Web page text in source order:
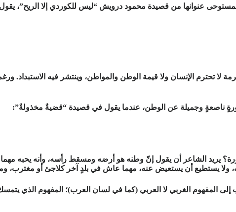
عنوانها من قصيدة محمود درويش “ليس للكوردي إلا الريح”،
تحترم الإنسان ولا قيمة الوطن والمواطن، وينتشر فيه الاستبداد.
ناصعةٍ وجميلة عن الوطن، عندما يقول في قصيدة “قضيةٌ مخذولةٌ”:
يريد الشاعر أن يقول إنّ وطنه هو أرضه ومسقط رأسه، وأنه يحبه
يستطيع أن يستعيض عنه، مهما عاش في بلدٍ آخر كلاجئ أو مغترب،
المفهوم الغربي لا العربي (كما في لسان العرب)؛ المفهوم الذي